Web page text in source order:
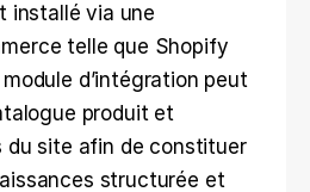
installé via une
telle que Shopify
d’intégration peut
produit et
du site afin de constituer
structurée et